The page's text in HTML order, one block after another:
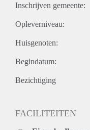
Inschrijven gemeente:
Opleverniveau:
Huisgenoten:
Begindatum:
Bezichtiging
FACILITEITEN